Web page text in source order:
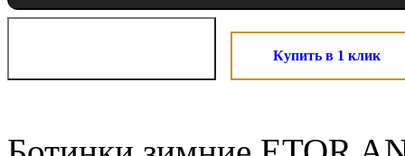
Купить в 1 клик